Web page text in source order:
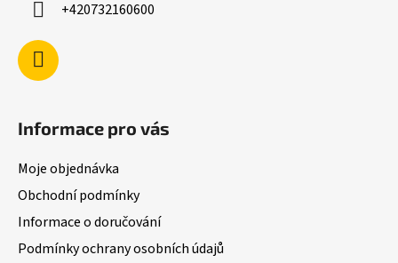
+420732160600
Informace pro vás
Moje objednávka
Obchodní podmínky
Informace o doručování
Podmínky ochrany osobních údajů